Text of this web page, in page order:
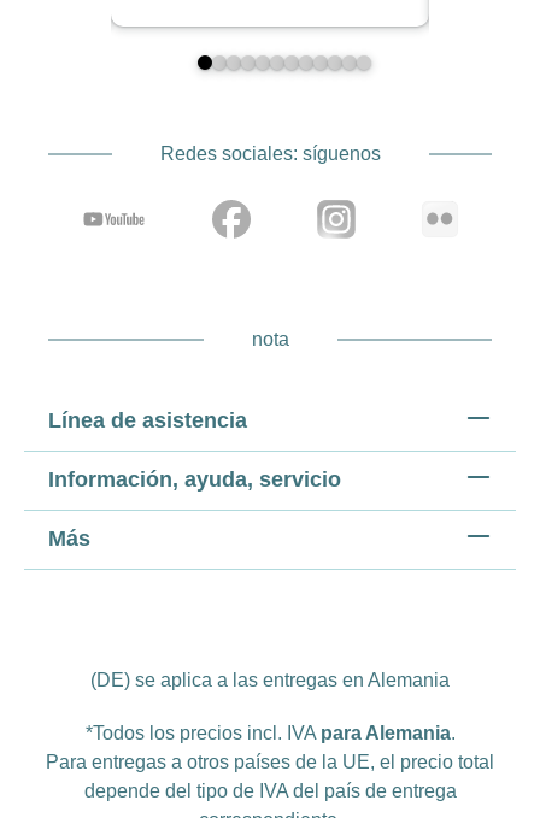
Redes sociales: síguenos
nota
Línea de asistencia
Información, ayuda, servicio
Más
(DE) se aplica a las entregas en Alemania
*Todos los precios incl. IVA para Alemania.
Para entregas a otros países de la UE, el precio total
depende del tipo de IVA del país de entrega